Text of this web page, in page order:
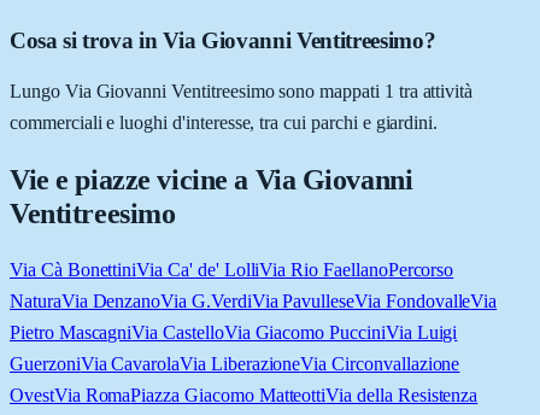
Cosa si trova in Via Giovanni Ventitreesimo?
Lungo Via Giovanni Ventitreesimo sono mappati 1 tra attività
commerciali e luoghi d'interesse, tra cui parchi e giardini.
Vie e piazze vicine a Via Giovanni
Ventitreesimo
Via Cà BonettiniVia Ca' de' LolliVia Rio FaellanoPercorso
NaturaVia DenzanoVia G.VerdiVia PavulleseVia FondovalleVia
Pietro MascagniVia CastelloVia Giacomo PucciniVia Luigi
GuerzoniVia CavarolaVia LiberazioneVia Circonvallazione
OvestVia RomaPiazza Giacomo MatteottiVia della Resistenza